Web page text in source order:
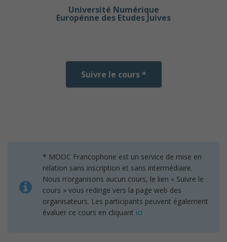
Université Numérique
Europénne des Etudes Juives
Suivre le cours *
* MOOC Francophone est un service de mise en
relation sans inscription et sans intermédiaire.
Nous n’organisons aucun cours, le lien « Suivre le
cours » vous redirige vers la page web des
organisateurs. Les participants peuvent également
évaluer ce cours en cliquant ici